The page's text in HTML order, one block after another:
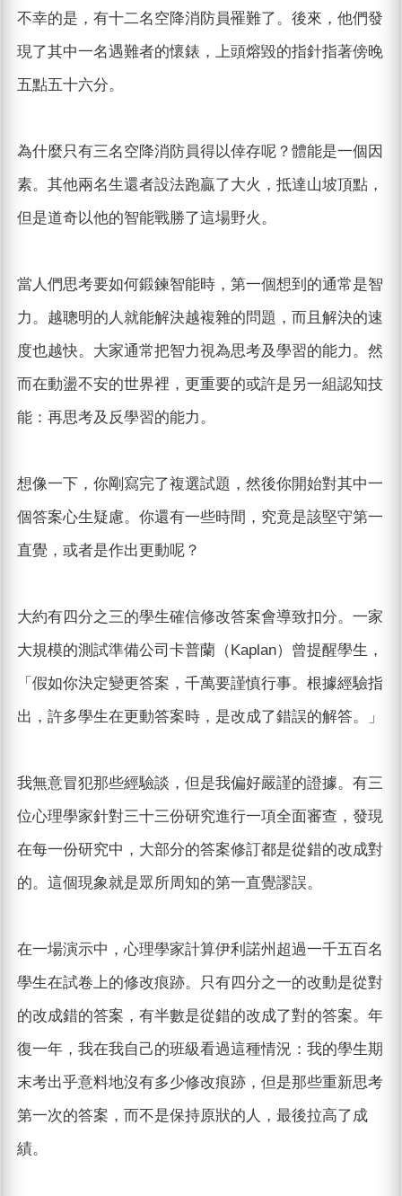
不幸的是，有十二名空降消防員罹難了。後來，他們發
現了其中一名遇難者的懷錶，上頭熔毀的指針指著傍晚
五點五十六分。
為什麼只有三名空降消防員得以倖存呢？體能是一個因
素。其他兩名生還者設法跑贏了大火，抵達山坡頂點，
但是道奇以他的智能戰勝了這場野火。
當人們思考要如何鍛鍊智能時，第一個想到的通常是智
力。越聰明的人就能解決越複雜的問題，而且解決的速
度也越快。大家通常把智力視為思考及學習的能力。然
而在動盪不安的世界裡，更重要的或許是另一組認知技
能：再思考及反學習的能力。
想像一下，你剛寫完了複選試題，然後你開始對其中一
個答案心生疑慮。你還有一些時間，究竟是該堅守第一
直覺，或者是作出更動呢？
大約有四分之三的學生確信修改答案會導致扣分。一家
大規模的測試準備公司卡普蘭（Kaplan）曾提醒學生，
「假如你決定變更答案，千萬要謹慎行事。根據經驗指
出，許多學生在更動答案時，是改成了錯誤的解答。」
我無意冒犯那些經驗談，但是我偏好嚴謹的證據。有三
位心理學家針對三十三份研究進行一項全面審查，發現
在每一份研究中，大部分的答案修訂都是從錯的改成對
的。這個現象就是眾所周知的第一直覺謬誤。
在一場演示中，心理學家計算伊利諾州超過一千五百名
學生在試卷上的修改痕跡。只有四分之一的改動是從對
的改成錯的答案，有半數是從錯的改成了對的答案。年
復一年，我在我自己的班級看過這種情況：我的學生期
末考出乎意料地沒有多少修改痕跡，但是那些重新思考
第一次的答案，而不是保持原狀的人，最後拉高了成
績。